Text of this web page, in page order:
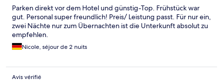
Parken direkt vor dem Hotel und günstig-Top. Frühstück war
gut. Personal super freundlich! Preis/ Leistung passt. Für nur ein,
zwei Nächte nur zum Übernachten ist die Unterkunft absolut zu
empfehlen.
Nicole, séjour de 2 nuits
Avis vérifié